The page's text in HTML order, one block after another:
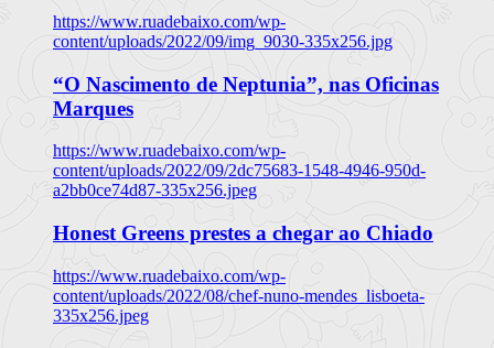
https://www.ruadebaixo.com/wp-
content/uploads/2022/09/img_9030-335x256.jpg
“O Nascimento de Neptunia”, nas Oficinas
Marques
https://www.ruadebaixo.com/wp-
content/uploads/2022/09/2dc75683-1548-4946-950d-
a2bb0ce74d87-335x256.jpeg
Honest Greens prestes a chegar ao Chiado
https://www.ruadebaixo.com/wp-
content/uploads/2022/08/chef-nuno-mendes_lisboeta-
335x256.jpeg